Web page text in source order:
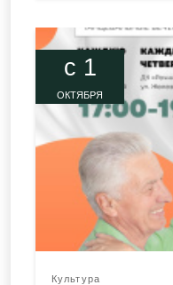
c 1
ОКТЯБРЯ
Культура